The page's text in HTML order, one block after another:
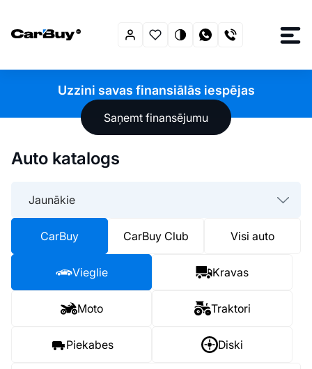
Uzzini savas finansiālās iespējas
Saņemt finansējumu
Auto katalogs
Jaunākie
CarBuy CarBuy Club Visi auto
Vieglie Kravas
Moto Traktori
Piekabes Diski